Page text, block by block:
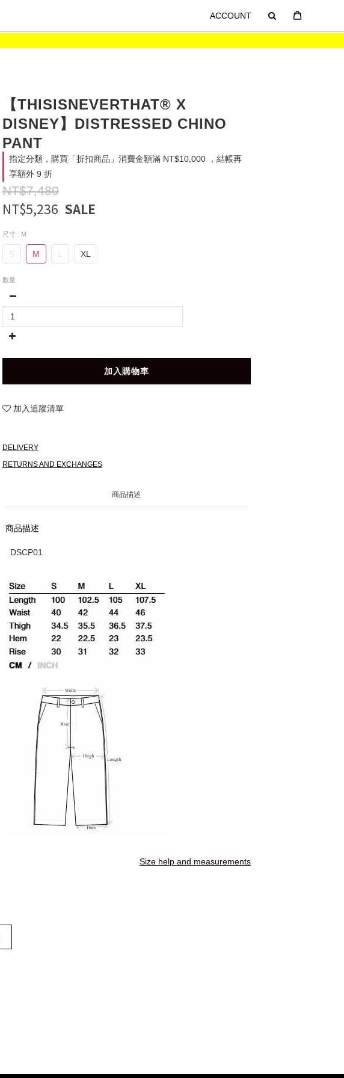
ACCOUNT
【THISISNEVERTHAT® X
DISNEY】DISTRESSED CHINO
PANT
指定分類，購買「折扣商品」消費金額滿 NT$10,000 ，結帳再
享額外 9 折
NT$7,480
NT$5,236
尺寸 : M
S M XL
數量
加入購物車
加入追蹤清單
DELIVERY
RETURNS AND EXCHANGES
商品描述
商品描述
DSCP01
Size help and measurements